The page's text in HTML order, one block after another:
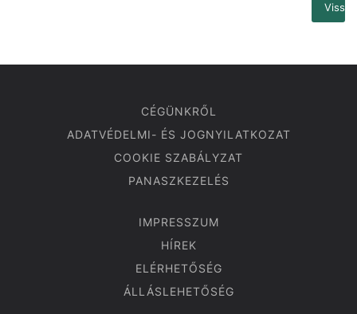
Vissza
CÉGÜNKRŐL
ADATVÉDELMI- ÉS JOGNYILATKOZAT
COOKIE SZABÁLYZAT
PANASZKEZELÉS
IMPRESSZUM
HÍREK
ELÉRHETŐSÉG
ÁLLÁSLEHETŐSÉG